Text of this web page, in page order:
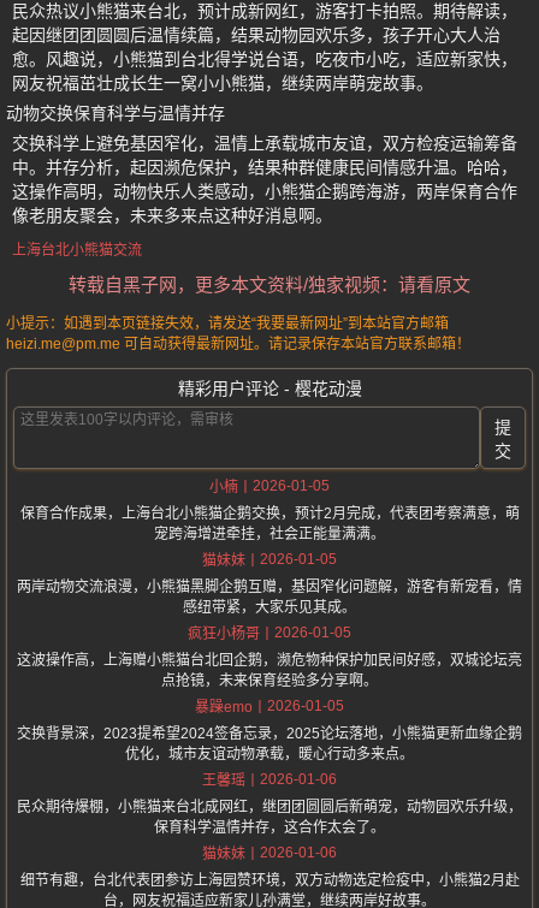
民众热议小熊猫来台北，预计成新网红，游客打卡拍照。期待解读，
起因继团团圆圆后温情续篇，结果动物园欢乐多，孩子开心大人治
愈。风趣说，小熊猫到台北得学说台语，吃夜市小吃，适应新家快，
网友祝福茁壮成长生一窝小小熊猫，继续两岸萌宠故事。
动物交换保育科学与温情并存
交换科学上避免基因窄化，温情上承载城市友谊，双方检疫运输筹备
中。并存分析，起因濒危保护，结果种群健康民间情感升温。哈哈，
这操作高明，动物快乐人类感动，小熊猫企鹅跨海游，两岸保育合作
像老朋友聚会，未来多来点这种好消息啊。
上海台北小熊猫交流
转载自黑子网，更多本文资料/独家视频：请看原文
小提示：如遇到本页链接失效，请发送“我要最新网址”到本站官方邮箱
heizi.me@pm.me 可自动获得最新网址。请记录保存本站官方联系邮箱！
精彩用户评论 - 樱花动漫
提
交
小楠
2026-01-05
保育合作成果，上海台北小熊猫企鹅交换，预计2月完成，代表团考察满意，萌
宠跨海增进牵挂，社会正能量满满。
猫妹妹
2026-01-05
两岸动物交流浪漫，小熊猫黑脚企鹅互赠，基因窄化问题解，游客有新宠看，情
感纽带紧，大家乐见其成。
疯狂小杨哥
2026-01-05
这波操作高，上海赠小熊猫台北回企鹅，濒危物种保护加民间好感，双城论坛亮
点抢镜，未来保育经验多分享啊。
暴躁emo
2026-01-05
交换背景深，2023提希望2024签备忘录，2025论坛落地，小熊猫更新血缘企鹅
优化，城市友谊动物承载，暖心行动多来点。
王馨瑶
2026-01-06
民众期待爆棚，小熊猫来台北成网红，继团团圆圆后新萌宠，动物园欢乐升级，
保育科学温情并存，这合作太会了。
猫妹妹
2026-01-06
细节有趣，台北代表团参访上海园赞环境，双方动物选定检疫中，小熊猫2月赴
台，网友祝福适应新家儿孙满堂，继续两岸好故事。